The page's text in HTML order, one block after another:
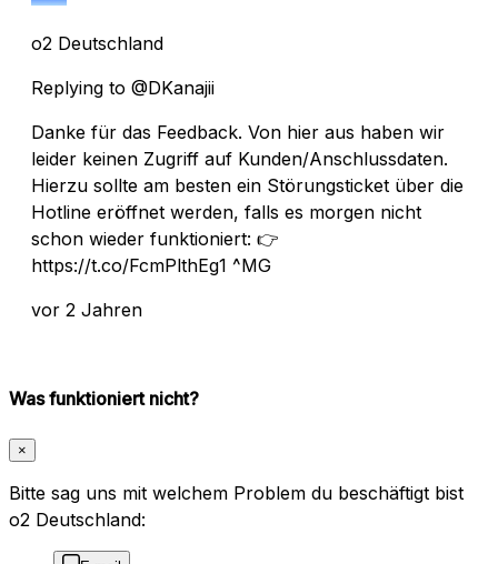
o2 Deutschland
Replying to @DKanajii
Danke für das Feedback. Von hier aus haben wir
leider keinen Zugriff auf Kunden/Anschlussdaten.
Hierzu sollte am besten ein Störungsticket über die
Hotline eröffnet werden, falls es morgen nicht
schon wieder funktioniert: 👉
https://t.co/FcmPlthEg1 ^MG
vor 2 Jahren
Was funktioniert nicht?
×
Bitte sag uns mit welchem Problem du beschäftigt bist
o2 Deutschland: